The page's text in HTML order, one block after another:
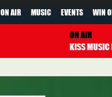
ON AIR MUSIC EVENTS WIN
ON AIR